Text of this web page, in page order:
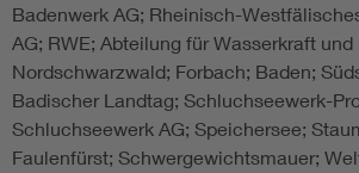
Badenwerk AG; Rheinisch-
AG; RWE; Abteilung für Wasserkraft
Nordschwarzwald; Forbach; Baden;
Badischer Landtag; Schluchseewerk-
Schluchseewerk AG; Speichersee;
Faulenfürst; Schwergewichtsmauer;